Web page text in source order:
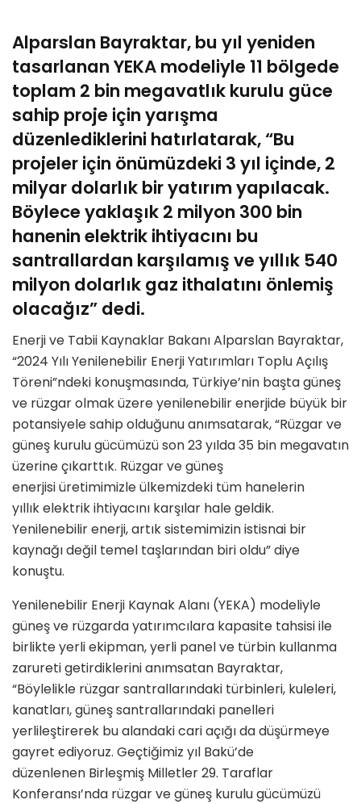
Alparslan Bayraktar, bu yıl yeniden
tasarlanan YEKA modeliyle 11 bölgede
toplam 2 bin megavatlık kurulu güce
sahip proje için yarışma
düzenlediklerini hatırlatarak, “Bu
projeler için önümüzdeki 3 yıl içinde, 2
milyar dolarlık bir yatırım yapılacak.
Böylece yaklaşık 2 milyon 300 bin
hanenin elektrik ihtiyacını bu
santrallardan karşılamış ve yıllık 540
milyon dolarlık gaz ithalatını önlemiş
olacağız” dedi.
Enerji ve Tabii Kaynaklar Bakanı Alparslan Bayraktar,
“2024 Yılı Yenilenebilir Enerji Yatırımları Toplu Açılış
Töreni”ndeki konuşmasında, Türkiye’nin başta güneş
ve rüzgar olmak üzere yenilenebilir enerjide büyük bir
potansiyele sahip olduğunu anımsatarak, “Rüzgar ve
güneş kurulu gücümüzü son 23 yılda 35 bin megavatın
üzerine çıkarttık. Rüzgar ve güneş
enerjisi üretimimizle ülkemizdeki tüm hanelerin
yıllık elektrik ihtiyacını karşılar hale geldik.
Yenilenebilir enerji, artık sistemimizin istisnai bir
kaynağı değil temel taşlarından biri oldu” diye
konuştu.
Yenilenebilir Enerji Kaynak Alanı (YEKA) modeliyle
güneş ve rüzgarda yatırımcılara kapasite tahsisi ile
birlikte yerli ekipman, yerli panel ve türbin kullanma
zarureti getirdiklerini anımsatan Bayraktar,
“Böylelikle rüzgar santrallarındaki türbinleri, kuleleri,
kanatları, güneş santrallarındaki panelleri
yerlileştirerek bu alandaki cari açığı da düşürmeye
gayret ediyoruz. Geçtiğimiz yıl Bakü’de
düzenlenen Birleşmiş Milletler 29. Taraflar
Konferansı’nda rüzgar ve güneş kurulu gücümüzü